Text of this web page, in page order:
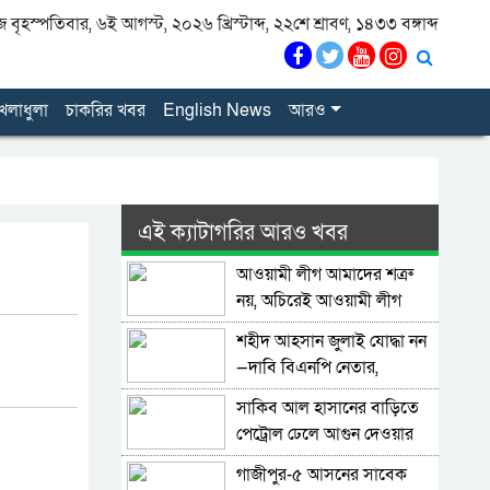
৬ই আগস্ট, ২০২৬ খ্রিস্টাব্দ, ২২শে শ্রাবণ, ১৪৩৩ বঙ্গাব্দ
চাকরির খবর English News আরও
এই ক্যাটাগরির আরও খবর
আওয়ামী লীগ আমাদের শত্রু
নয়, অচিরেই আওয়ামী লীগ
বিএনপির সঙ্গে মিশে যাবে:
সংসদ সদস্য নাছির
শহীদ আহসান জুলাই যোদ্ধা নন
—দাবি বিএনপি নেতার,
জামায়াত নেতা বললেন,
‘সারজিসও ছাত্রলীগ করতেন’
সাকিব আল হাসানের বাড়িতে
পেট্রোল ঢেলে আগুন দেওয়ার
চেষ্টা, ভাঙচুর
গাজীপুর-৫ আসনের সাবেক